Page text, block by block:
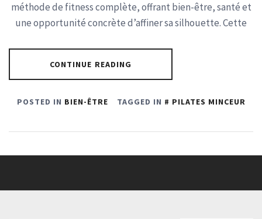
méthode de fitness complète, offrant bien-être, santé et
une opportunité concrète d’affiner sa silhouette. Cette
CONTINUE READING
POSTED IN BIEN-ÊTRE TAGGED IN PILATES MINCEUR